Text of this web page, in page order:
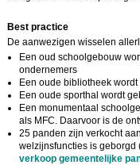
Best practice
De aanwezigen wisselen
Een oud schoolgebouw
ondernemers
Een oude bibliotheek
Een oude sporthal wordt
Een monumentaal
als MFC. Daarvoor is de
25 panden zijn verkocht
welzijnsfuncties is geborgd
verkoop gemeentelijke